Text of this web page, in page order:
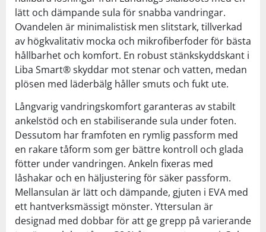
lätt och dämpande sula för snabba vandringar.
Ovandelen är minimalistisk men slitstark, tillverkad
av högkvalitativ mocka och mikrofiberfoder för bästa
hållbarhet och komfort. En robust stänkskyddskant i
Liba Smart® skyddar mot stenar och vatten, medan
plösen med läderbälg håller smuts och fukt ute.
Långvarig vandringskomfort garanteras av stabilt
ankelstöd och en stabiliserande sula under foten.
Dessutom har framfoten en rymlig passform med
en rakare tåform som ger bättre kontroll och glada
fötter under vandringen. Ankeln fixeras med
låshakar och en häljustering för säker passform.
Mellansulan är lätt och dämpande, gjuten i EVA med
ett hantverksmässigt mönster. Yttersulan är
designad med dobbar för att ge grepp på varierande